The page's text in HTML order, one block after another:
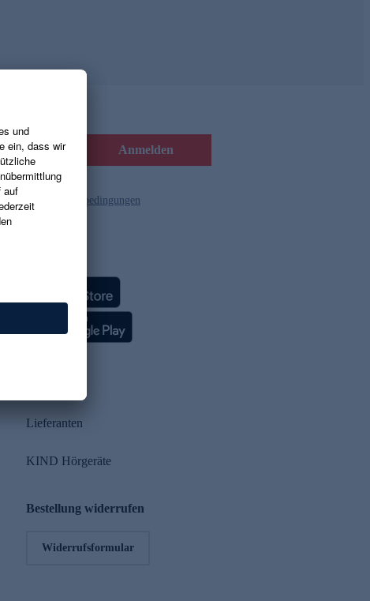
Anmelden
und die Gutscheinbedingungen
Lieferanten
KIND Hörgeräte
Bestellung widerrufen
Widerrufsformular